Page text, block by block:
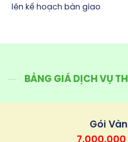
lên kế hoạch bàn giao
BẢNG GIÁ DỊCH VỤ
Gói
7,000,000